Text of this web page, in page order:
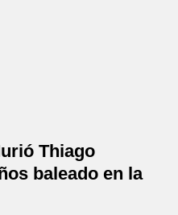
Thiago
baleado en la